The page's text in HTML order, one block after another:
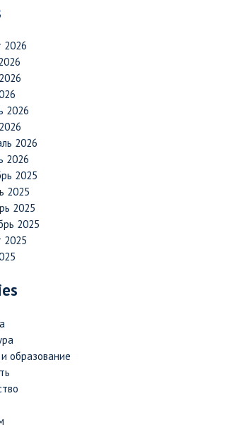
2026
2026
2026
2026
2025
2025
2025
2025
2025
образование